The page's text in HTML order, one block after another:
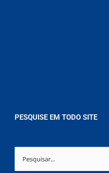
PESQUISE EM TODO SITE